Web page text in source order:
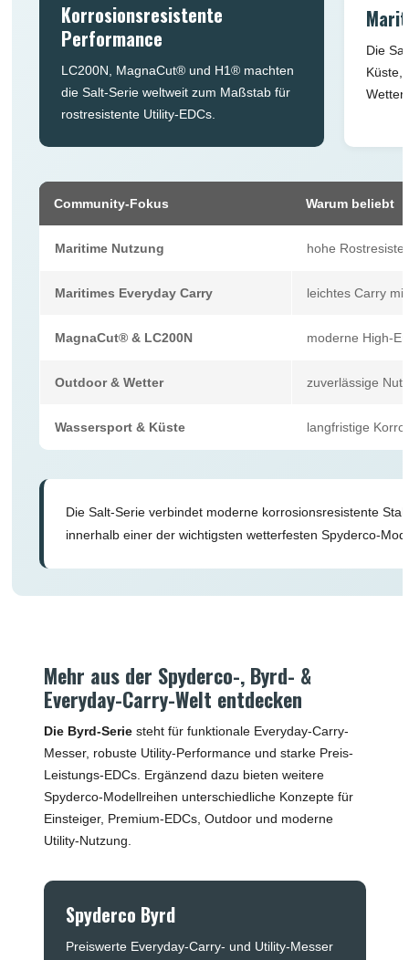
Korrosionsresistente
Performance
LC200N, MagnaCut® und H1® machten
die Salt-Serie weltweit zum Maßstab für
rostresistente Utility-EDCs.
Die
Küste,
Community-Fokus Warum beliebt
Maritime Nutzung hohe
Maritimes Everyday Carry leichtes Carry
MagnaCut® & LC200N moderne High-
Outdoor & Wetter zuverlässige
Wassersport & Küste langfristige
Die Salt-Serie verbindet moderne korrosionsresistente
innerhalb einer der wichtigsten wetterfesten Spyderco-
Mehr aus der Spyderco-, Byrd- &
Everyday-Carry-Welt entdecken
Die Byrd-Seriesteht für funktionale Everyday-Carry-
Messer, robuste Utility-Performance und starke Preis-
Leistungs-EDCs. Ergänzend dazu bieten weitere
Spyderco-Modellreihen unterschiedliche Konzepte für
Einsteiger, Premium-EDCs, Outdoor und moderne
Utility-Nutzung.
Spyderco Byrd
Preiswerte Everyday-Carry- und Utility-Messer